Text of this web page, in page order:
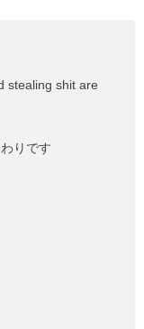
stealing shit are
りです